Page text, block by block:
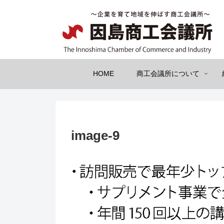
HOME 商工会議所について
image-9